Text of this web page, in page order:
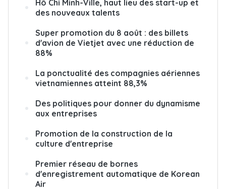
Hô Chi Minh-Ville, haut lieu des start-up et
des nouveaux talents
Super promotion du 8 août : des billets
d'avion de Vietjet avec une réduction de
88%
La ponctualité des compagnies aériennes
vietnamiennes atteint 88,3%
Des politiques pour donner du dynamisme
aux entreprises
Promotion de la construction de la
culture d'entreprise
Premier réseau de bornes
d'enregistrement automatique de Korean
Air